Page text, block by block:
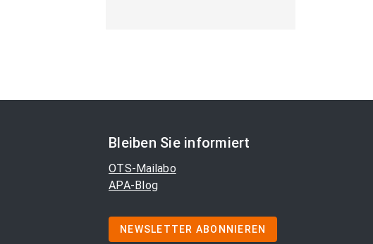
Bleiben Sie informiert
OTS-Mailabo
APA-Blog
NEWSLETTER ABONNIEREN